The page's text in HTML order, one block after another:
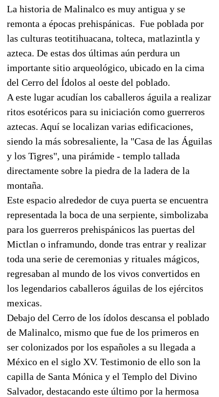
La historia de Malinalco es muy antigua y se
remonta a épocas prehispánicas. Fue poblada por
las culturas teotitihuacana, tolteca, matlazintla y
azteca. De estas dos últimas aún perdura un
importante sitio arqueológico, ubicado en la cima
del Cerro del Ídolos al oeste del poblado.
A este lugar acudían los caballeros águila a realizar
ritos esotéricos para su iniciación como guerreros
aztecas. Aquí se localizan varias edificaciones,
siendo la más sobresaliente, la "Casa de las Águilas
y los Tigres", una pirámide - templo tallada
directamente sobre la piedra de la ladera de la
montaña.
Este espacio alrededor de cuya puerta se encuentra
representada la boca de una serpiente, simbolizaba
para los guerreros prehispánicos las puertas del
Mictlan o inframundo, donde tras entrar y realizar
toda una serie de ceremonias y rituales mágicos,
regresaban al mundo de los vivos convertidos en
los legendarios caballeros águilas de los ejércitos
mexicas.
Debajo del Cerro de los ídolos descansa el poblado
de Malinalco, mismo que fue de los primeros en
ser colonizados por los españoles a su llegada a
México en el siglo XV. Testimonio de ello son la
capilla de Santa Mónica y el Templo del Divino
Salvador, destacando este último por la hermosa